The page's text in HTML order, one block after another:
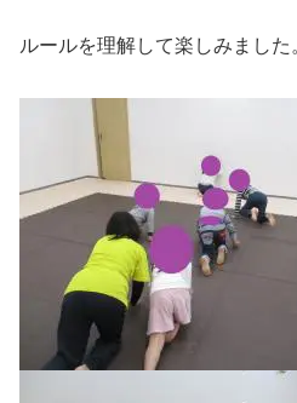
ルールを理解して楽しみました